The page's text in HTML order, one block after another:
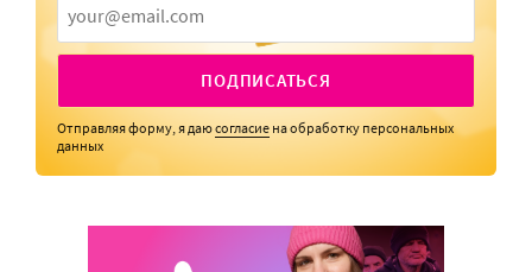
ПОДПИСАТЬСЯ
Отправляя форму, я даюсогласие на обработку персональных
данных